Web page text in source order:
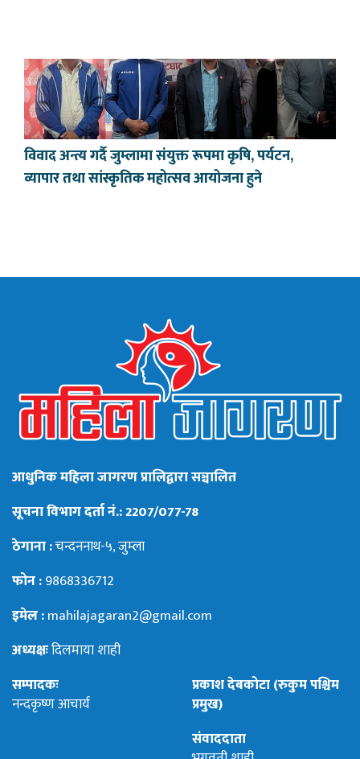
विवाद अन्त्य गर्दै जुम्लामा संयुक्त रूपमा कृषि, पर्यटन,
व्यापार तथा सांस्कृतिक महोत्सव आयोजना हुने
आधुनिक महिला जागरण प्रालिद्वारा सञ्चालित
सूचना विभाग दर्ता नं.: 2207/077-78
ठेगाना :चन्दननाथ-५, जुम्ला
फोन :9868336712
इमेल :mahilajagaran2@gmail.com
अध्यक्षःदिलमाया शाही
सम्पादकः
नन्दकृष्ण आचार्य
प्रकाश देबकोटा (रुकुम पश्चिम
प्रमुख)
संवाददाता